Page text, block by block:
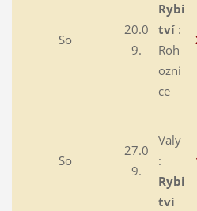
So
20.0
9.
Rybi
tví :
Roh
ozni
ce
So
27.0
9.
Valy
:
Rybi
tví